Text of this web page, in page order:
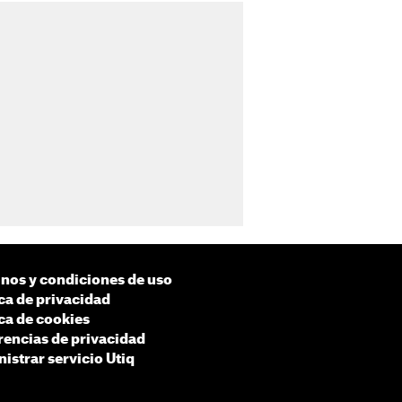
y condiciones de uso
de privacidad
de cookies
de privacidad
servicio Utiq